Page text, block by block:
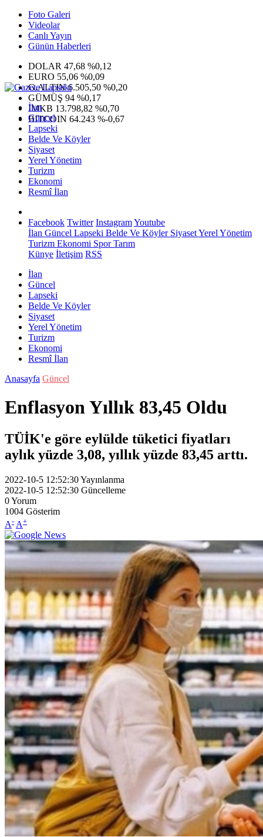
Foto Galeri
Videolar
Canlı Yayın
Günün Haberleri
DOLAR 47,68 %0,12
EURO 55,06 %0,09
G.ALTIN6.505,50 %0,20
GÜMÜŞ 94 %0,17
IMKB 13.798,82 %0,70
BITCOIN 64.243 %-0,67
İlan
Güncel
Lapseki
Belde Ve Köyler
Siyaset
Yerel Yönetim
Turizm
Ekonomi
Resmî İlan
Facebook Twitter InstagramYoutube
İlan Güncel Lapseki Belde Ve KöylerSiyasetYerel Yönetim
Turizm Ekonomi SporTarım
Künye İletişim RSS
İlan
Güncel
Lapseki
Belde Ve Köyler
Siyaset
Yerel Yönetim
Turizm
Ekonomi
Resmî İlan
Anasayfa Güncel
Enflasyon Yıllık 83,45 Oldu
TÜİK'e göre eylülde tüketici fiyatları
aylık yüzde 3,08, yıllık yüzde 83,45 arttı.
2022-10-5 12:52:30Yayınlanma
2022-10-5 12:52:30 Güncelleme
0Yorum
1004 Gösterim
A- A+